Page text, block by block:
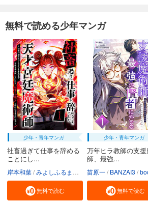
あらすじを表示する
弱虫ペダル 93
649円 (税込)
あらすじを表示する
弱虫ペダル 94
あらすじを表示する
無料で読める少年マンガ
少年・青年マンガ
社畜過ぎて仕事を辞める
ことにし...
岸本和葉 みよしふるまち booklistaSTUDIO
無料で読む
少年・青年マンガ
万年ヒラ教師の支
師、最強...
苗原一 BANZAI3
無料で読む